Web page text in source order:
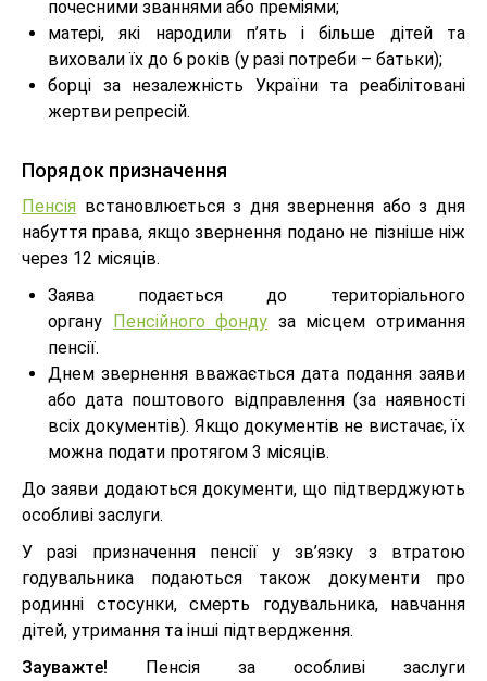
почесними званнями або преміями;
матері, які народили п’ять і більше дітей та
виховали їх до 6 років (у разі потреби – батьки);
борці за незалежність України та реабілітовані
жертви репресій.
Порядок призначення
Пенсія встановлюється з дня звернення або з дня
набуття права, якщо звернення подано не пізніше ніж
через 12 місяців.
Заява подається до територіального
органу Пенсійного фонду за місцем отримання
пенсії.
Днем звернення вважається дата подання заяви
або дата поштового відправлення (за наявності
всіх документів). Якщо документів не вистачає, їх
можна подати протягом 3 місяців.
До заяви додаються документи, що підтверджують
особливі заслуги.
У разі призначення пенсії у зв’язку з втратою
годувальника подаються також документи про
родинні стосунки, смерть годувальника, навчання
дітей, утримання та інші підтвердження.
Зауважте! Пенсія за особливі заслуги